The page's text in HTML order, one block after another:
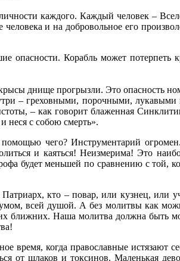
каждого. Каждый человек –
и на добровольное его
Корабль может потерпеть
днище прогрызли. Это опасность
– греховными, порочными,
– как говорит блаженная
неся с собою смерть».
чего? Инструментарий
и каяться! Неизмерима! Это
будет меньшей по сравнению с той,
кто – повар, или кузнец, или
умом, всей душой. А без молитвы как
ближних. Наша молитва должна быть
время, когда православные истязают
от шлаков и токсинов. Маленькая